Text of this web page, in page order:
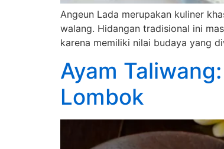
Angeun Lada merupakan kuliner
walang. Hidangan tradisional ini
karena memiliki nilai budaya yang
Ayam
Lombok